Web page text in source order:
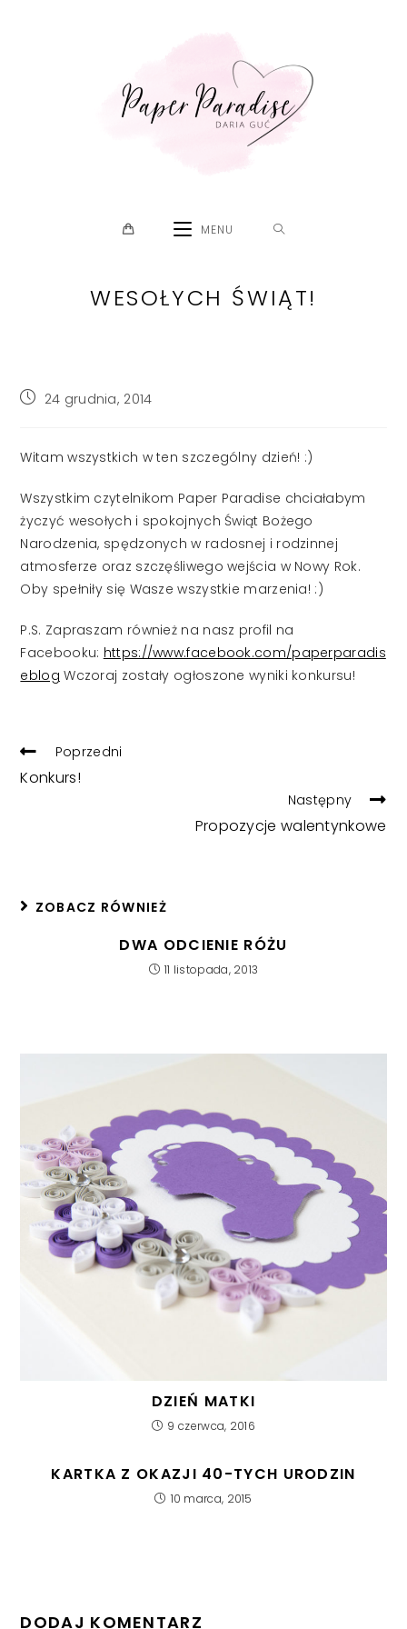
MENU
WESOŁYCH ŚWIĄT!
Post24 grudnia, 2014
Witam wszystkich w ten szczególny dzień! :)
Wszystkim czytelnikom Paper Paradise chciałabym
życzyć wesołych i spokojnych Świąt Bożego
Narodzenia, spędzonych w radosnej i rodzinnej
atmosferze oraz szczęśliwego wejścia w Nowy Rok.
Oby spełniły się Wasze wszystkie marzenia! :)
P.S. Zapraszam również na nasz profil na
Facebooku: https://www.facebook.com/paperparadis
eblog Wczoraj zostały ogłoszone wyniki konkursu!
READ
MORE
ARTICLES
Poprzedni
Konkurs!
Następny
Propozycje walentynkowe
ZOBACZ RÓWNIEŻ
DWA ODCIENIE RÓŻU
11 listopada, 2013
DZIEŃ MATKI
9 czerwca, 2016
KARTKA Z OKAZJI 40-TYCH URODZIN
10 marca, 2015
DODAJ KOMENTARZ